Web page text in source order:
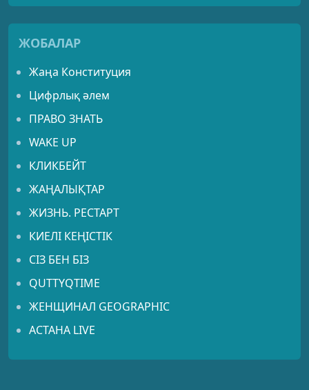
ЖОБАЛАР
Жаңа Конституция
Цифрлық әлем
ПРАВО ЗНАТЬ
WAKE UP
КЛИКБЕЙТ
ЖАҢАЛЫҚТАР
ЖИЗНЬ. РЕСТАРТ
КИЕЛІ КЕҢІСТІК
СІЗ БЕН БІЗ
QUTTYQTIME
ЖЕНЩИНАЛ GEOGRAPHIC
АСТАНА LIVE